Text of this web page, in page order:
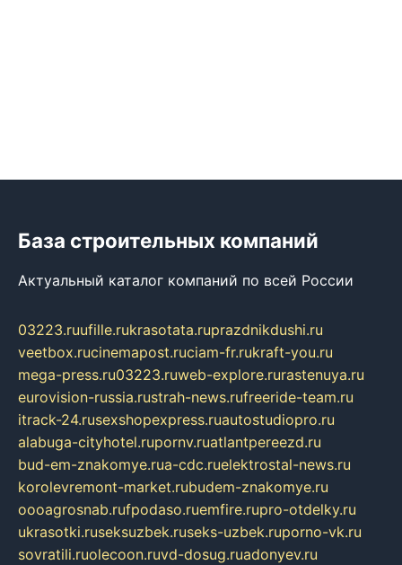
База строительных компаний
Актуальный каталог компаний по всей России
03223.ruufille.rukrasotata.ruprazdnikdushi.ru
veetbox.rucinemapost.ruciam-fr.rukraft-you.ru
mega-press.ru03223.ruweb-explore.rurastenuya.ru
eurovision-russia.rustrah-news.rufreeride-team.ru
itrack-24.rusexshopexpress.ruautostudiopro.ru
alabuga-cityhotel.rupornv.ruatlantpereezd.ru
bud-em-znakomye.rua-cdc.ruelektrostal-news.ru
korolevremont-market.rubudem-znakomye.ru
oooagrosnab.rufpodaso.ruemfire.rupro-otdelky.ru
ukrasotki.ruseksuzbek.ruseks-uzbek.ruporno-vk.ru
sovratili.ruolecoon.ruvd-dosug.ruadonyev.ru